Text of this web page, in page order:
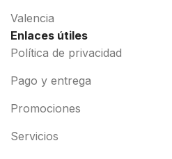
Valencia
Enlaces útiles
Política de privacidad
Pago y entrega
Promociones
Servicios